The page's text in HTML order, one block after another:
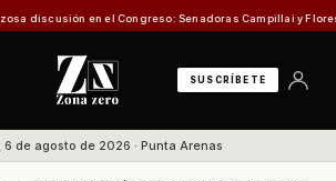
en el Congreso: Senadoras Campillai y Flores se
SUSCRÍBETE
6 de agosto de 2026 · Punta Arenas